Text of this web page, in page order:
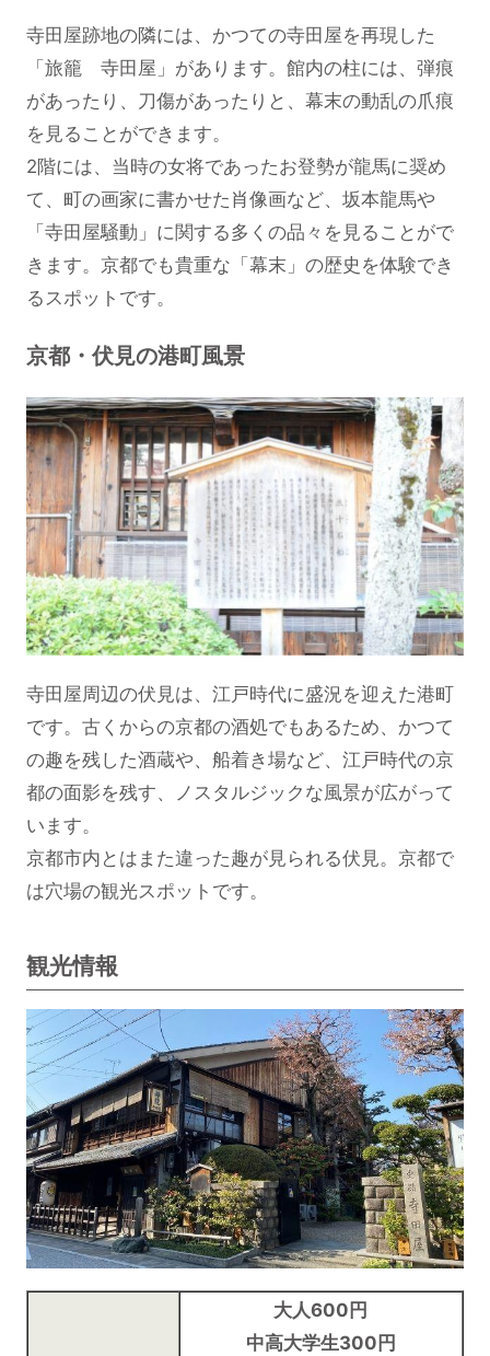
寺田屋跡地の隣には、かつての寺田屋を再現した
「旅籠 寺田屋」があります。館内の柱には、弾痕
があったり、刀傷があったりと、幕末の動乱の爪痕
を見ることができます。
2階には、当時の女将であったお登勢が龍馬に奨め
て、町の画家に書かせた肖像画など、坂本龍馬や
「寺田屋騒動」に関する多くの品々を見ることがで
きます。京都でも貴重な「幕末」の歴史を体験でき
るスポットです。
京都・伏見の港町風景
寺田屋周辺の伏見は、江戸時代に盛況を迎えた港町
です。古くからの京都の酒処でもあるため、かつて
の趣を残した酒蔵や、船着き場など、江戸時代の京
都の面影を残す、ノスタルジックな風景が広がって
います。
京都市内とはまた違った趣が見られる伏見。京都で
は穴場の観光スポットです。
観光情報
大人600円
中高大学生300円